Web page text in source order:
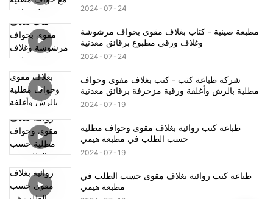
2024 07 24
مطبعة صينية - كتاب بغلاف مقوى بحواف مرشوشة
وغلاف ورقي مطبوع برقائق معدنية
2024 07 24
شركة طباعة كتب - كتب بغلاف مقوى وحواف
مطلية بالرش وأغلفة ورقية مزخرفة برقائق معدنية
2024 07 19
طباعة كتب روائية بغلاف مقوى وحواف مطلية
حسب الطلب في مطبعة هيمي
2024 07 19
طباعة كتب روائية بغلاف مقوى حسب الطلب في
مطبعة هيمي